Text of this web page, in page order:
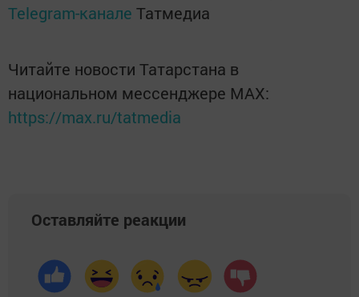
Telegram-канале Татмедиа
Читайте новости Татарстана в
национальном мессенджере MАХ:
https://max.ru/tatmedia
Оставляйте реакции